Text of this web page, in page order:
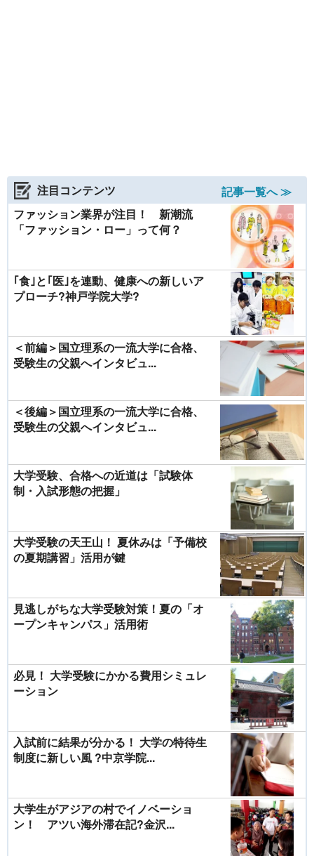
注目コンテンツ
記事一覧へ ≫
ファッション業界が注目！ 新潮流
「ファッション・ロー」って何？
｢食｣と｢医｣を連動、健康への新しいア
プローチ?神戸学院大学?
＜前編＞国立理系の一流大学に合格、
受験生の父親へインタビュ...
＜後編＞国立理系の一流大学に合格、
受験生の父親へインタビュ...
大学受験、合格への近道は「試験体
制・入試形態の把握」
大学受験の天王山！ 夏休みは「予備校
の夏期講習」活用が鍵
見逃しがちな大学受験対策！夏の「オ
ープンキャンパス」活用術
必見！ 大学受験にかかる費用シミュレ
ーション
入試前に結果が分かる！ 大学の特待生
制度に新しい風 ?中京学院...
大学生がアジアの村でイノベーショ
ン！ アツい海外滞在記?金沢...